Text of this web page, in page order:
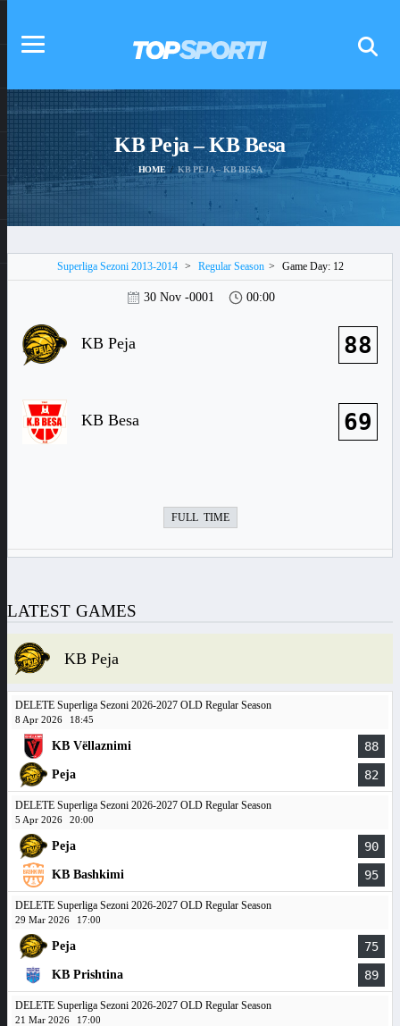
KB Peja – KB Besa
HOME KB PEJA – KB BESA
Superliga Sezoni 2013-2014 > Regular Season > Game Day: 12
30 Nov -0001 00:00
KB Peja 88
KB Besa 69
FULL TIME
LATEST GAMES
KB Peja
DELETE Superliga Sezoni 2026-2027 OLD Regular Season
8 Apr 2026 18:45
KB Vëllaznimi 88
Peja 82
DELETE Superliga Sezoni 2026-2027 OLD Regular Season
5 Apr 2026 20:00
Peja 90
KB Bashkimi 95
DELETE Superliga Sezoni 2026-2027 OLD Regular Season
29 Mar 2026 17:00
Peja 75
KB Prishtina 89
DELETE Superliga Sezoni 2026-2027 OLD Regular Season
21 Mar 2026 17:00